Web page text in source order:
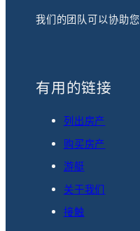
我们的团队可以协助您
有用的链接
列出房产
购买房产
游艇
关于我们
接触